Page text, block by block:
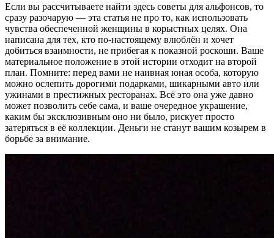
Если вы рассчитываете найти здесь советы для альфонсов, то
сразу разочарую — эта статья не про то, как использовать
чувства обеспеченной женщины в корыстных целях. Она
написана для тех, кто по-настоящему влюблён и хочет
добиться взаимности, не прибегая к показной роскоши. Ваше
материальное положение в этой истории отходит на второй
план. Помните: перед вами не наивная юная особа, которую
можно ослепить дорогими подарками, шикарными авто или
ужинами в престижных ресторанах. Всё это она уже давно
может позволить себе сама, и ваше очередное украшение,
каким бы эксклюзивным оно ни было, рискует просто
затеряться в её коллекции. Деньги не станут вашим козырем в
борьбе за внимание.